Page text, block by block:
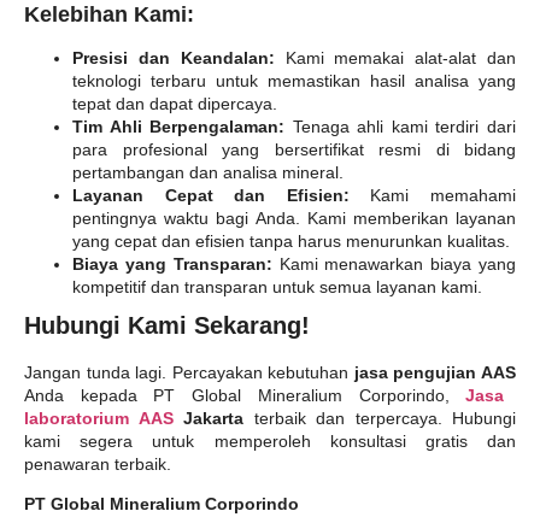
Kelebihan Kami:
Presisi dan Keandalan: Kami memakai alat-alat dan
teknologi terbaru untuk memastikan hasil analisa yang
tepat dan dapat dipercaya.
Tim Ahli Berpengalaman: Tenaga ahli kami terdiri dari
para profesional yang bersertifikat resmi di bidang
pertambangan dan analisa mineral.
Layanan Cepat dan Efisien: Kami memahami
pentingnya waktu bagi Anda. Kami memberikan layanan
yang cepat dan efisien tanpa harus menurunkan kualitas.
Biaya yang Transparan: Kami menawarkan biaya yang
kompetitif dan transparan untuk semua layanan kami.
Hubungi Kami Sekarang!
Jangan tunda lagi. Percayakan kebutuhan jasa pengujian AAS
Anda kepada PT Global Mineralium Corporindo,Jasa
laboratorium AASJakarta terbaik dan terpercaya. Hubungi
kami segera untuk memperoleh konsultasi gratis dan
penawaran terbaik.
PT Global Mineralium Corporindo